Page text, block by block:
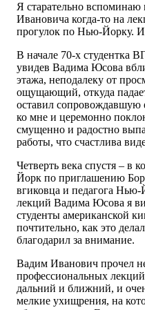
Я старательно
Ивановича когда-то на
прогулок по Нью-Йорку. И
В начале 70-х студентка
увидев Вадима Юсова
этажа, неподалеку от
ощущающий, откуда падает
оставил сопровождавшую
ко мне и церемонно
смущенно и радостно
работы, что счастлива
Четверть века спустя – в
Йорк по приглашению
вгиковца и педагога Нью-
лекций Вадима Юсова я
студенты американской
почтительно, как это
благодарил за внимание.
Вадим Иванович прочел
профессиональных
дальний и ближний, и
мелкие ухищрения, на